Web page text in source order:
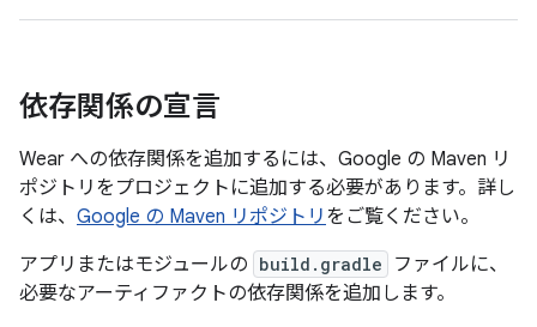
依存関係の宣言
Wear への依存関係を追加するには、Google の Maven リ
ポジトリをプロジェクトに追加する必要があります。詳し
くは、 Google の Maven リポジトリ をご覧ください。
アプリまたはモジュールの build.gradle
ファイルに、
必要なアーティファクトの依存関係を追加します。